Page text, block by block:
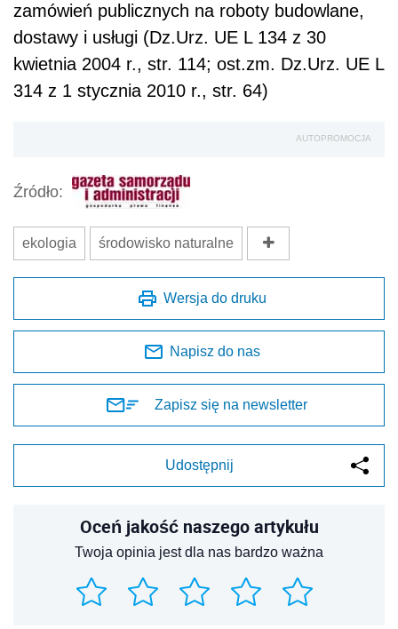
zamówień publicznych na roboty budowlane,
dostawy i usługi (Dz.Urz. UE L 134 z 30
kwietnia 2004 r., str. 114; ost.zm. Dz.Urz. UE L
314 z 1 stycznia 2010 r., str. 64)
AUTOPROMOCJA
Źródło:
ekologia środowisko naturalne
Wersja do druku
Napisz do nas
Zapisz się na newsletter
Udostępnij
Oceń jakość naszego artykułu
Twoja opinia jest dla nas bardzo ważna